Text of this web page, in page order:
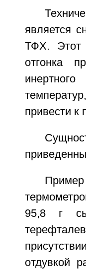
является
ТФХ. Этот
отгонка
привести к
95,8 г
отдувкой